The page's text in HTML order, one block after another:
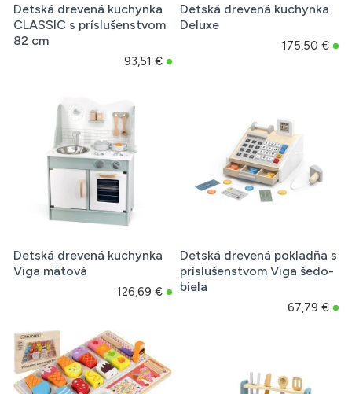
Detská drevená kuchynka
CLASSIC s príslušenstvom
82 cm
93,51 €
Detská drevená kuchynka
Deluxe
175,50 €
Detská drevená kuchynka
Viga mätová
126,69 €
Detská drevená pokladňa s
príslušenstvom Viga šedo-
biela
67,79 €